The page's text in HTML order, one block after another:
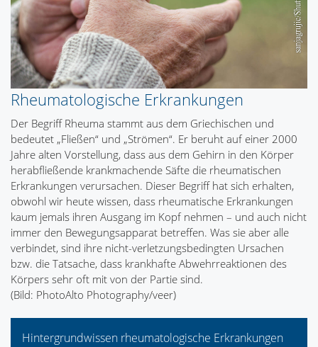
Rheumatologische Erkrankungen
Der Begriff Rheuma stammt aus dem Griechischen und
bedeutet „Fließen“ und „Strömen“. Er beruht auf einer 2000
Jahre alten Vorstellung, dass aus dem Gehirn in den Körper
herabfließende krankmachende Säfte die rheumatischen
Erkrankungen verursachen. Dieser Begriff hat sich erhalten,
obwohl wir heute wissen, dass rheumatische Erkrankungen
kaum jemals ihren Ausgang im Kopf nehmen – und auch nicht
immer den Bewegungsapparat betreffen. Was sie aber alle
verbindet, sind ihre nicht-verletzungsbedingten Ursachen
bzw. die Tatsache, dass krankhafte Abwehrreaktionen des
Körpers sehr oft mit von der Partie sind.
(Bild: PhotoAlto Photography/veer)
Hintergrundwissen rheumatologische Erkrankungen